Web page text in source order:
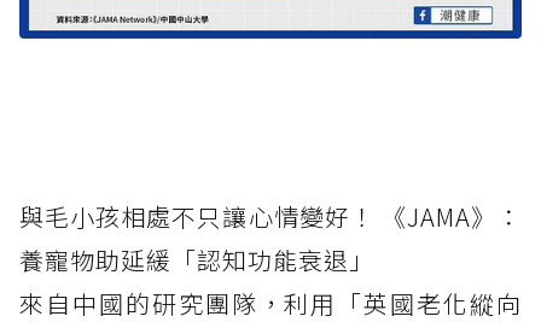
與毛小孩相處不只讓心情變好！ 《JAMA》：
養寵物助延緩「認知功能衰退」
來自中國的研究團隊，利用「英國老化縱向